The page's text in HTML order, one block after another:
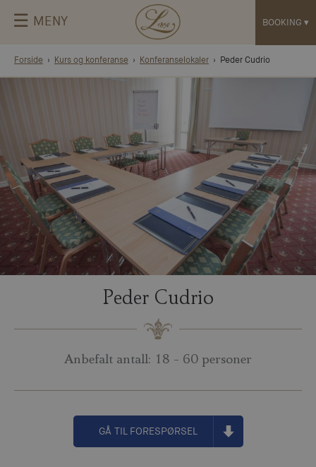
☰ MENY BOOKING ▾
Forside Kurs og konferanse Konferanselokaler Peder Cudrio
Peder Cudrio
Anbefalt antall: 18 - 60 personer
GÅ TIL FORESPØRSEL